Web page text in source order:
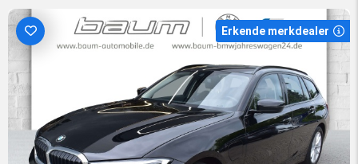
Erkende merkdealer